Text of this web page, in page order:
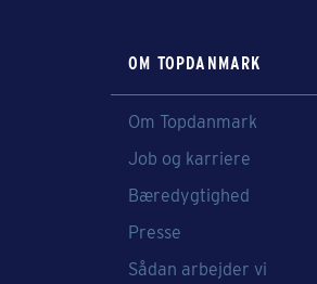
OM TOPDANMARK
Om Topdanmark
Job og karriere
Bæredygtighed
Presse
Sådan arbejder vi